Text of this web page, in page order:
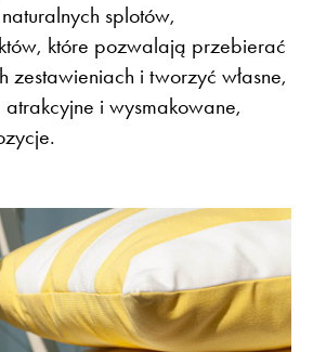
splotów,
które pozwalają przebierać
zestawieniach i tworzyć własne,
i wysmakowane,